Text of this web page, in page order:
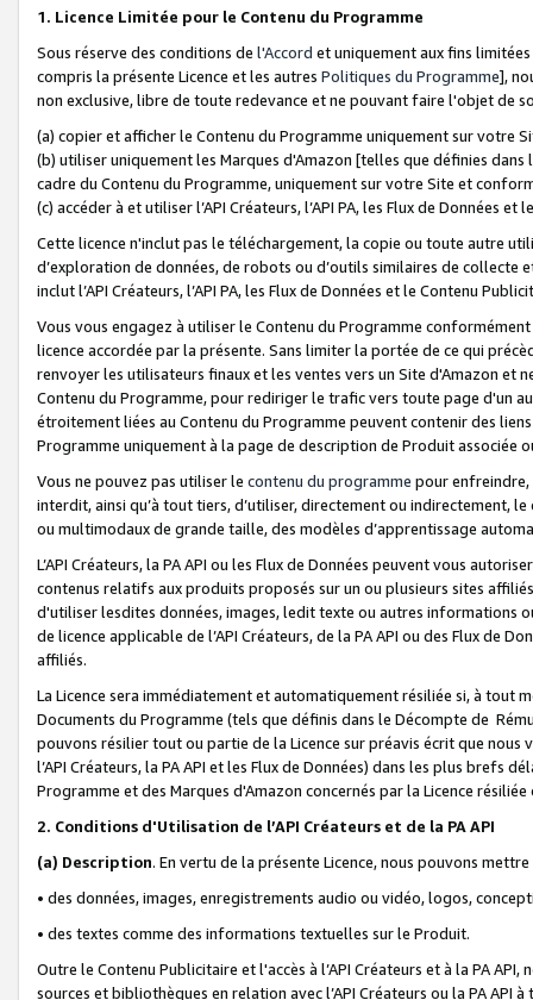
1. Licence Limitée pour le Contenu du Programme
Sous réserve des conditions de l'Accord et uniquement aux fins
compris la présente Licence et les autres Politiques du Programme],
non exclusive, libre de toute redevance et ne pouvant faire l'objet de
(a) copier et afficher le Contenu du Programme uniquement sur votre
(b) utiliser uniquement les Marques d'Amazon [telles que définies dans
cadre du Contenu du Programme, uniquement sur votre Site et
(c) accéder à et utiliser l’API Créateurs, l’API PA, les Flux de Données
Cette licence n'inclut pas le téléchargement, la copie ou toute autre
d’exploration de données, de robots ou d’outils similaires de
inclut l’API Créateurs, l’API PA, les Flux de Données et le Contenu
Vous vous engagez à utiliser le Contenu du Programme
licence accordée par la présente. Sans limiter la portée de ce qui
renvoyer les utilisateurs finaux et les ventes vers un Site d'Amazon et
Contenu du Programme, pour rediriger le trafic vers toute page d'un
étroitement liées au Contenu du Programme peuvent contenir des
Programme uniquement à la page de description de Produit associée
Vous ne pouvez pas utiliser le contenu du programme pour
interdit, ainsi qu’à tout tiers, d’utiliser, directement ou indirectement,
ou multimodaux de grande taille, des modèles d’apprentissage
L’API Créateurs, la PA API ou les Flux de Données peuvent vous
contenus relatifs aux produits proposés sur un ou plusieurs sites
d'utiliser lesdites données, images, ledit texte ou autres informations
de licence applicable de l’API Créateurs, de la PA API ou des Flux de
affiliés.
La Licence sera immédiatement et automatiquement résiliée si, à
Documents du Programme (tels que définis dans le Décompte de
pouvons résilier tout ou partie de la Licence sur préavis écrit que
l’API Créateurs, la PA API et les Flux de Données) dans les plus
Programme et des Marques d'Amazon concernés par la Licence
2. Conditions d'Utilisation de l’API Créateurs et de la PA API
(a) Description. En vertu de la présente Licence, nous pouvons
• des données, images, enregistrements audio ou vidéo, logos,
• des textes comme des informations textuelles sur le Produit.
Outre le Contenu Publicitaire et l'accès à l’API Créateurs et à la PA
sources et bibliothèques en relation avec l’API Créateurs ou la PA